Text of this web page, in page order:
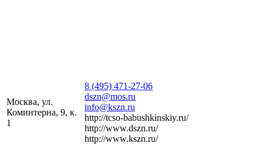
Москва, ул.
Коминтерна, 9, к.
1
8 (495) 471-27-06
dszn@mos.ru
info@kszn.ru
http://tcso-babushkinskiy.ru/
http://www.dszn.ru/
http://www.kszn.ru/